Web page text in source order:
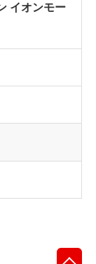
イオンモー